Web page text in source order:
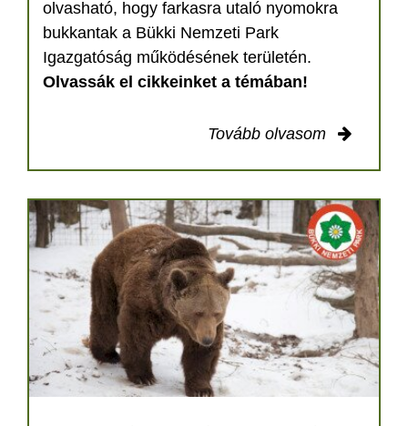
olvasható, hogy farkasra utaló nyomokra
bukkantak a Bükki Nemzeti Park
Igazgatóság működésének területén.
Olvassák el cikkeinket a témában!
Tovább olvasom